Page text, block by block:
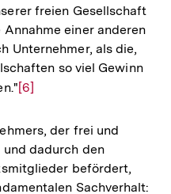
freien Gesellschaft
einer anderen
Unternehmer, als die,
so viel Gewinn
Zur
der
Fußnote
[6]
der frei und
dadurch den
befördert,
Sachverhalt: